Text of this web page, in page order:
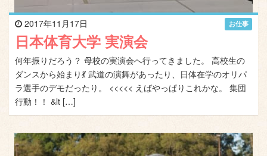
2017年11月17日 お仕事
日本体育大学 実演会
何年振りだろう？ 母校の実演会へ行ってきました。 高校生の
ダンスから始まり💃 武道の演舞があったり、日体在学のオリパ
ラ選手のデモだったり。 <<<<< えばやっぱりこれかな。 集団
行動！！ &lt […]